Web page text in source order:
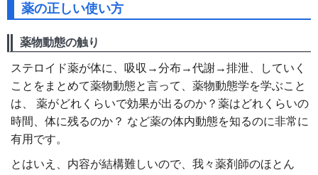
薬の正しい使い方
薬物動態の触り
ステロイド薬が体に、吸収→分布→代謝→排泄、していく
ことをまとめて薬物動態と言って、薬物動態学を学ぶこと
は、 薬がどれくらいで効果が出るのか？薬はどれくらいの
時間、体に残るのか？ など薬の体内動態を知るのに非常に
有用です。
とはいえ、内容が結構難しいので、我々薬剤師のほとん